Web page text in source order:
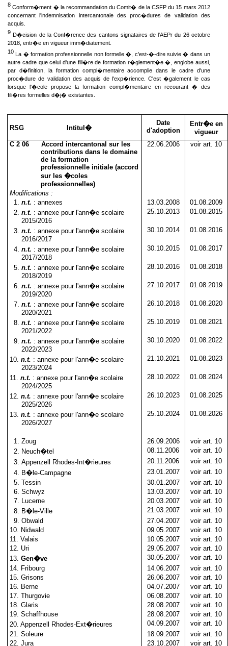
8 Conform�ment � la recommandation du Comit� de la CSFP du 15 mars 2012
concernant l'indemnisation intercantonale des proc�dures de validation des
acquis.
9 D�cision de la Conf�rence des cantons signataires de l'AEPr du 26 octobre
2018, entr�e en vigueur imm�diatement.
10 La � formation professionnelle non formelle �, c'est-�-dire suivie � dans un
autre cadre que celui d'une fili�re de formation r�glement�e �, englobe aussi,
par d�finition, la formation compl�mentaire accomplie dans le cadre d'une
proc�dure de validation des acquis de l'exp�rience. C'est �galement le cas
lorsque l'�cole propose la formation compl�mentaire en recourant � des
fili�res formelles d�j� existantes.
RSG Intitul�
Date
d'adoption
Entr�e en
vigueur
C 2 06 Accord intercantonal sur les
contributions dans le domaine
de la formation
professionnelle initiale (accord
sur les �coles
professionnelles)
22.06.2006 voir art. 10
Modifications :
1.n.t. : annexes 13.03.2008
01.08.2009
2.n.t. : annexe pour l'ann�e scolaire
2015/2016
25.10.2013 01.08.2015
3.n.t. : annexe pour l'ann�e scolaire
2016/2017
30.10.2014 01.08.2016
4.n.t. : annexe pour l'ann�e scolaire
2017/2018
30.10.2015 01.08.2017
5.n.t. : annexe pour l'ann�e scolaire
2018/2019
28.10.2016 01.08.2018
6.n.t. : annexe pour l'ann�e scolaire
2019/2020
27.10.2017 01.08.2019
7.n.t. : annexe pour l'ann�e scolaire
2020/2021
26.10.2018 01.08.2020
8.n.t. : annexe pour l'ann�e scolaire
2021/2022
25.10.2019 01.08.2021
9.n.t. : annexe pour l'ann�e scolaire
2022/2023
30.10.2020 01.08.2022
10.n.t. : annexe pour l'ann�e scolaire
2023/2024
21.10.2021 01.08.2023
11.n.t. : annexe pour l'ann�e scolaire
2024/2025
28.10.2022 01.08.2024
12.n.t. : annexe pour l'ann�e scolaire
2025/2026
26.10.2023 01.08.2025
13.n.t. : annexe pour l'ann�e scolaire
2026/2027
25.10.2024 01.08.2026
1 . Zoug 26.09.2006
voir art. 10
2 Neuch�tel 08.11.2006
voir art. 10
3 .Appenzell Rhodes-Int�rieures 20.11.2006
voir art. 10
4 . B�le-Campagne 23.01.2007
voir art. 10
5 . Tessin 30.01.2007
voir art. 10
6 .Schwyz 13.03.2007
voir art. 10
7 . Lucerne 20.03.2007
voir art. 10
8 B�le-Ville 21.03.2007
voir art. 10
9 .Obwald 27.04.2007
voir art. 10
10 Nidwald 09.05.2007
voir art. 10
11
.Valais 10.05.2007
voir art. 10
12 Uri 29.05.2007
voir art. 10
13 .Gen�ve 30.05.2007
voir art. 10
14 Fribourg 14.06.2007
voir art. 10
15 .Grisons 26.06.2007
voir art. 10
16 Berne 04.07.2007
voir art. 10
17 . Thurgovie 06.08.2007
voir art. 10
18 .Glaris 28.08.2007
voir art. 10
19 . Schaffhouse 28.08.2007
voir art. 10
20 . Appenzell Rhodes-Ext�rieures 04.09.2007
voir art. 10
21
.Soleure 18.09.2007
voir art. 10
22 .Jura 23.10.2007 voir art. 10